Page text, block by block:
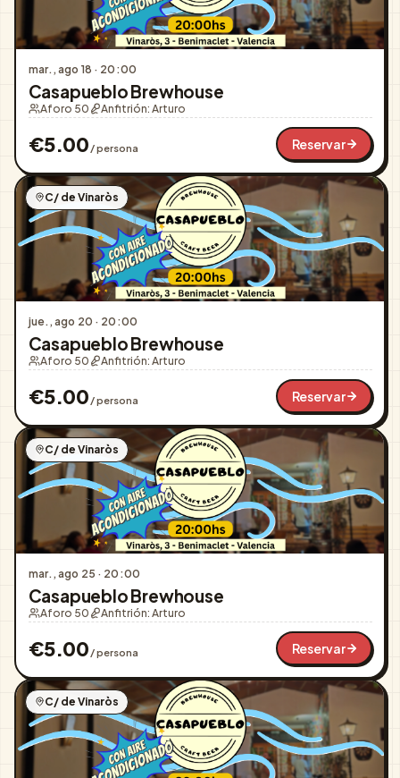
mar., ago 18 · 20:00
Casapueblo Brewhouse
Aforo 50 Anfitrión: Arturo
€5.00 / persona Reservar
C/ de Vinaròs
jue., ago 20 · 20:00
Casapueblo Brewhouse
Aforo 50 Anfitrión: Arturo
€5.00 / persona Reservar
C/ de Vinaròs
mar., ago 25 · 20:00
Casapueblo Brewhouse
Aforo 50 Anfitrión: Arturo
€5.00 / persona Reservar
C/ de Vinaròs